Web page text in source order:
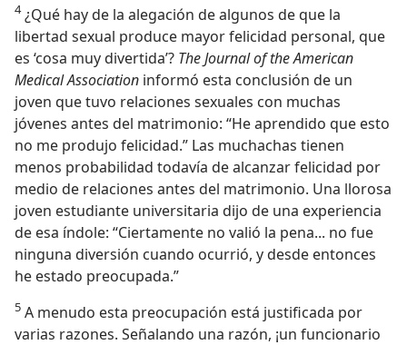
4¿Qué hay de la alegación de algunos de que la
libertad sexual produce mayor felicidad personal, que
es ‘cosa muy divertida’? The Journal of the American
Medical Association informó esta conclusión de un
joven que tuvo relaciones sexuales con muchas
jóvenes antes del matrimonio: “He aprendido que esto
no me produjo felicidad.” Las muchachas tienen
menos probabilidad todavía de alcanzar felicidad por
medio de relaciones antes del matrimonio. Una llorosa
joven estudiante universitaria dijo de una experiencia
de esa índole: “Ciertamente no valió la pena... no fue
ninguna diversión cuando ocurrió, y desde entonces
he estado preocupada.”
5 A menudo esta preocupación está justificada por
varias razones. Señalando una razón, ¡un funcionario